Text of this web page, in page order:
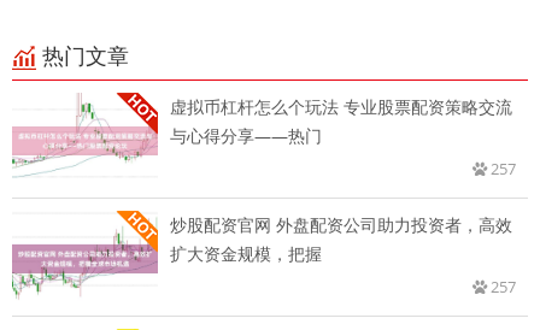
热门文章
虚拟币杠杆怎么个玩法 专业股票配资策略交流
与心得分享——热门
257
炒股配资官网 外盘配资公司助力投资者，高效
扩大资金规模，把握
257